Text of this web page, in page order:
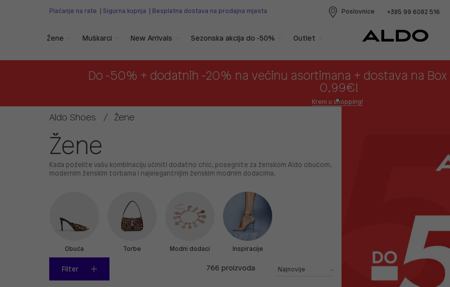
Plaćanje na rate Sigurna kupnja Besplatna dostava na prodajna mjesta Poslovnice +385 99 6082 516
Žene Muškarci New Arrivals Sezonska akcija do -50% Outlet
Do -50% + dodatnih -20% na većinu asortimana + dostava na
0,99€!
Kreni u shopping!
Aldo Shoes Žene
Žene
Kada poželite vašu kombinaciju učiniti dodatno chic, posegnite za ženskom Aldo obućom,
modernim ženskim torbama i najelegantnijim ženskim modnim dodacima.
Obuća Torbe Modni dodaci Inspiracije
Filter 766 proizvoda